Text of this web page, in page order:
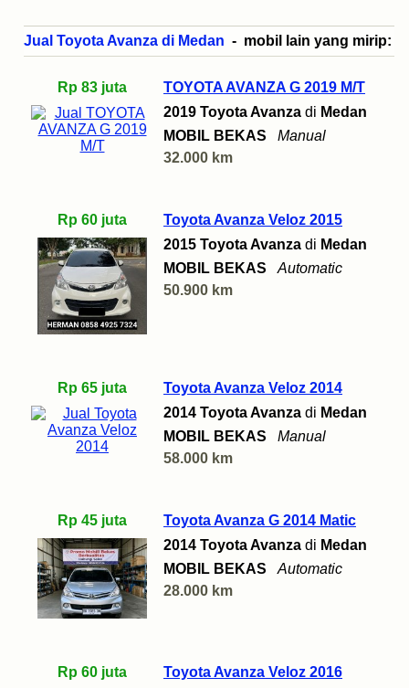
Jual Toyota Avanza di Medan - mobil lain yang mirip:
Rp 83 juta
TOYOTA AVANZA G 2019 M/T
2019 Toyota Avanza di Medan
MOBIL BEKAS
Manual
32.000 km
Rp 60 juta
Toyota Avanza Veloz 2015
2015 Toyota Avanza di Medan
MOBIL BEKAS
Automatic
50.900 km
Rp 65 juta
Toyota Avanza Veloz 2014
2014 Toyota Avanza di Medan
MOBIL BEKAS
Manual
58.000 km
Rp 45 juta
Toyota Avanza G 2014 Matic
2014 Toyota Avanza di Medan
MOBIL BEKAS
Automatic
28.000 km
Rp 60 juta
Toyota Avanza Veloz 2016